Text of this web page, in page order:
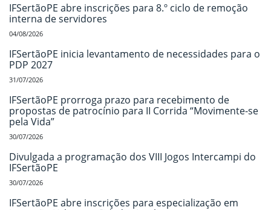
IFSertãoPE abre inscrições para 8.º ciclo de remoção
interna de servidores
04/08/2026
IFSertãoPE inicia levantamento de necessidades para o
PDP 2027
31/07/2026
IFSertãoPE prorroga prazo para recebimento de
propostas de patrocínio para II Corrida “Movimente-se
pela Vida”
30/07/2026
Divulgada a programação dos VIII Jogos Intercampi do
IFSertãoPE
30/07/2026
IFSertãoPE abre inscrições para especialização em